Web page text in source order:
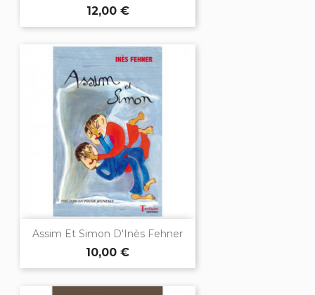
12,00 €
Assim Et Simon D'Inès Fehner
10,00 €